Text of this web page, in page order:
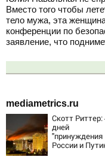
Вместо того чтобы
тело мужа, эта
конференции по
заявление, что
mediametrics.ru
Скотт Риттер:
дней
"принуждения
России и